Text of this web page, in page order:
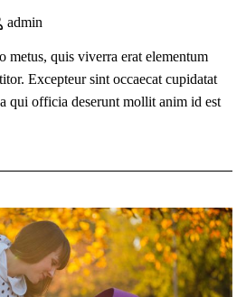
admin
metus, quis viverra erat elementum
Excepteur sint occaecat cupidatat
qui officia deserunt mollit anim id est